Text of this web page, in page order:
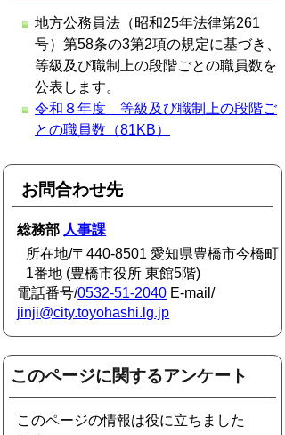
地方公務員法（昭和25年法律第261
号）第58条の3第2項の規定に基づき、
等級及び職制上の段階ごとの職員数を
公表します。
令和８年度 等級及び職制上の段階ご
との職員数（81KB）
お問合わせ先
総務部 人事課
所在地/〒440-8501 愛知県豊橋市今橋町
1番地 (豊橋市役所 東館5階)
電話番号/0532-51-2040 E-mail/
jinji@city.toyohashi.lg.jp
このページに関するアンケート
このページの情報は役に立ちました